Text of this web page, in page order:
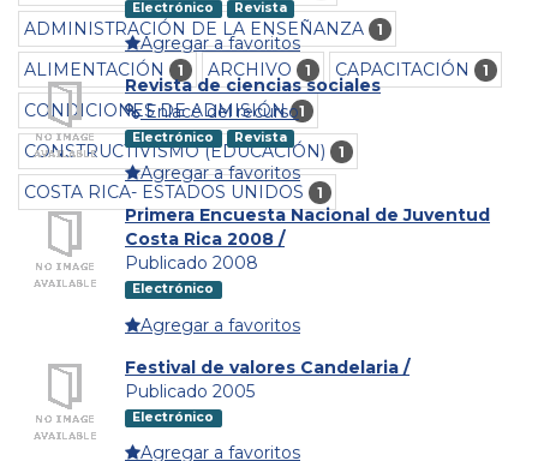
ADMINISTRACIÓN DE LA ENSEÑANZA 1
ALIMENTACIÓN 1 ARCHIVO 1 CAPACITACIÓN 1
CONDICIONES DE ADMISIÓN 1
CONSTRUCTIVISMO (EDUCACIÓN) 1
COSTA RICA- ESTADOS UNIDOS 1
Electrónico Revista
Agregar a favoritos
Revista de ciencias sociales
Enlace del recurso
Electrónico Revista
Agregar a favoritos
Primera Encuesta Nacional de Juventud
Costa Rica 2008 /
Publicado 2008
Electrónico
Agregar a favoritos
Festival de valores Candelaria /
Publicado 2005
Electrónico
Agregar a favoritos